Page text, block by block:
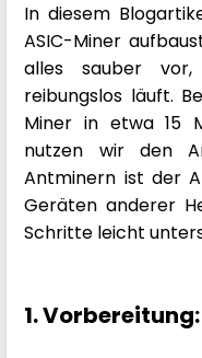
In diesem
ASIC-Miner
alles sauber
reibungslos läuft.
Miner in etwa 15
nutzen wir den
Antminern ist der
Geräten anderer
Schritte leicht
1.